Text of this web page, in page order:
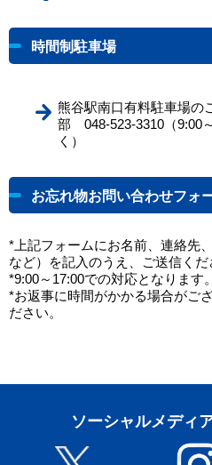
時間制駐車場
熊谷駅南口有料駐車場
部 048-523-3310（9:00
く）
お忘れ物お問い合わせフォ
*上記フォームにお名前、連絡先
など）を記入のうえ、ご送信くだ
*9:00～17:00での対応となります。
*お返事に時間がかかる場合がご
ださい。
ソーシャルメディ